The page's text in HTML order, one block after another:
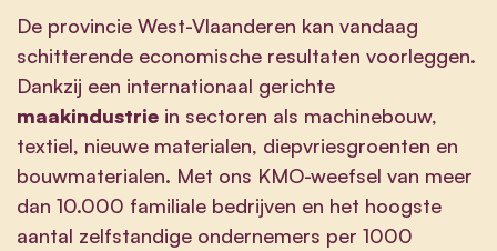
De provincie West-Vlaanderen kan vandaag
schitterende economische resultaten voorleggen.
Dankzij een internationaal gerichte
maakindustrie in sectoren als machinebouw,
textiel, nieuwe materialen, diepvriesgroenten en
bouwmaterialen. Met ons KMO-weefsel van meer
dan 10.000 familiale bedrijven en het hoogste
aantal zelfstandige ondernemers per 1000